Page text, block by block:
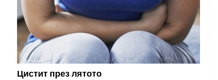
Цистит през лятото